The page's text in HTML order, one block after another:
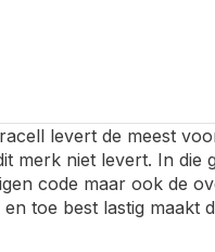
levert de meest
merk niet levert. In die
code maar ook de
toe best lastig maakt